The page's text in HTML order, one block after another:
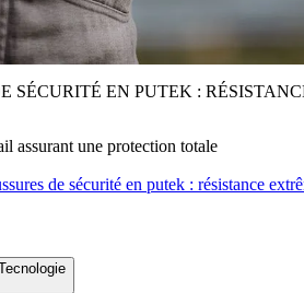
SÉCURITÉ EN PUTEK :
assurant une protection totale
de sécurité en putek : résistance